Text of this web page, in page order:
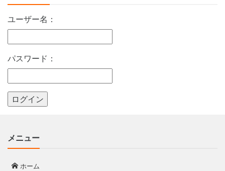
ユーザー名：
パスワード：
メニュー
ホーム